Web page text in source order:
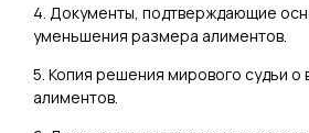
4. Документы, подтверждающие
уменьшения размера алиментов.
5. Копия решения мирового судьи о
алиментов.